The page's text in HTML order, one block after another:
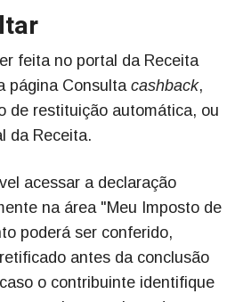
feita no portal da Receita
página Consulta cashback,
de restituição automática, ou
da Receita.
acessar a declaração
na área "Meu Imposto de
poderá ser conferido,
antes da conclusão
o contribuinte identifique